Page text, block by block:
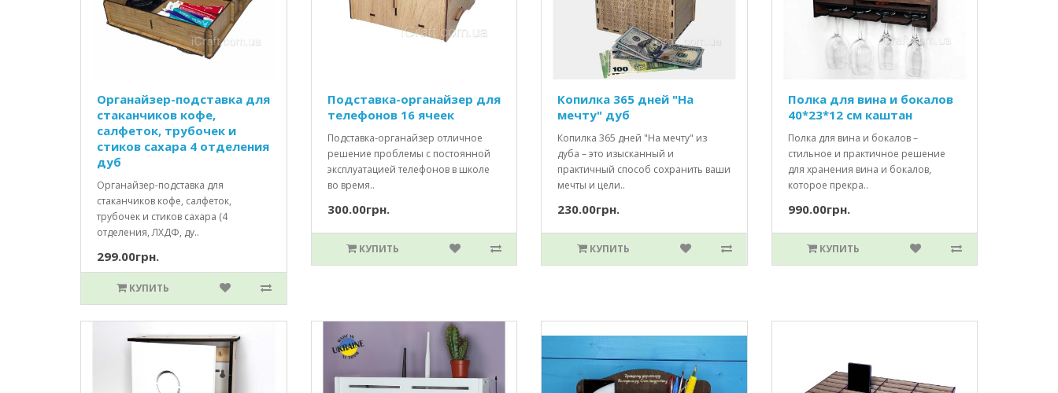
Органайзер-подставка для
стаканчиков кофе,
салфеток, трубочек и
стиков сахара 4 отделения
дуб
Органайзер-подставка для
стаканчиков кофе, салфеток,
трубочек и стиков сахара (4
отделения, ЛХДФ, ду..
299.00грн.
КУПИТЬ
Подставка-органайзер для
телефонов 16 ячеек
Подставка-органайзер отличное
решение проблемы с постоянной
эксплуатацией телефонов в школе
во время..
300.00грн.
КУПИТЬ
Копилка 365 дней "На
мечту" дуб
Копилка 365 дней "На мечту" из
дуба – это изысканный и
практичный способ сохранить ваши
мечты и цели..
230.00грн.
КУПИТЬ
Полка для вина и бокалов
40*23*12 см каштан
Полка для вина и бокалов –
стильное и практичное решение
для хранения вина и бокалов,
которое прекра..
990.00грн.
КУПИТЬ